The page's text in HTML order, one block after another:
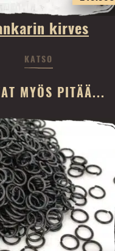
kirves
KATSO
MYÖS PITÄÄ...